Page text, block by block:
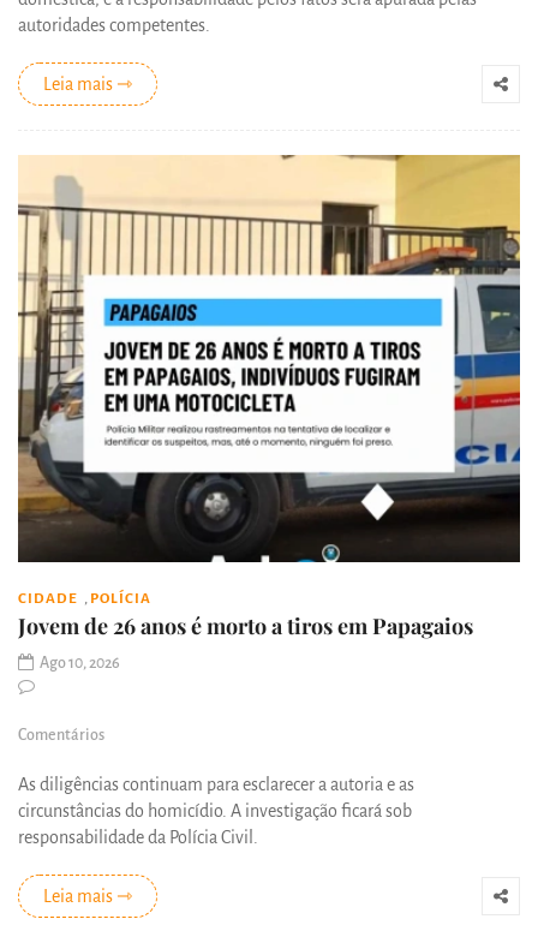
autoridades competentes.
Leia mais ⇾
CIDADE , POLÍCIA
Jovem de 26 anos é morto a tiros em Papagaios
Ago 10, 2026
Comentários
As diligências continuam para esclarecer a autoria e as
circunstâncias do homicídio. A investigação ficará sob
responsabilidade da Polícia Civil.
Leia mais ⇾